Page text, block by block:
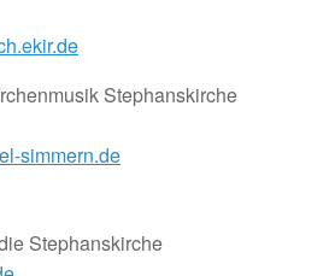
Stephanskirche
simmern.de
Stephanskirche